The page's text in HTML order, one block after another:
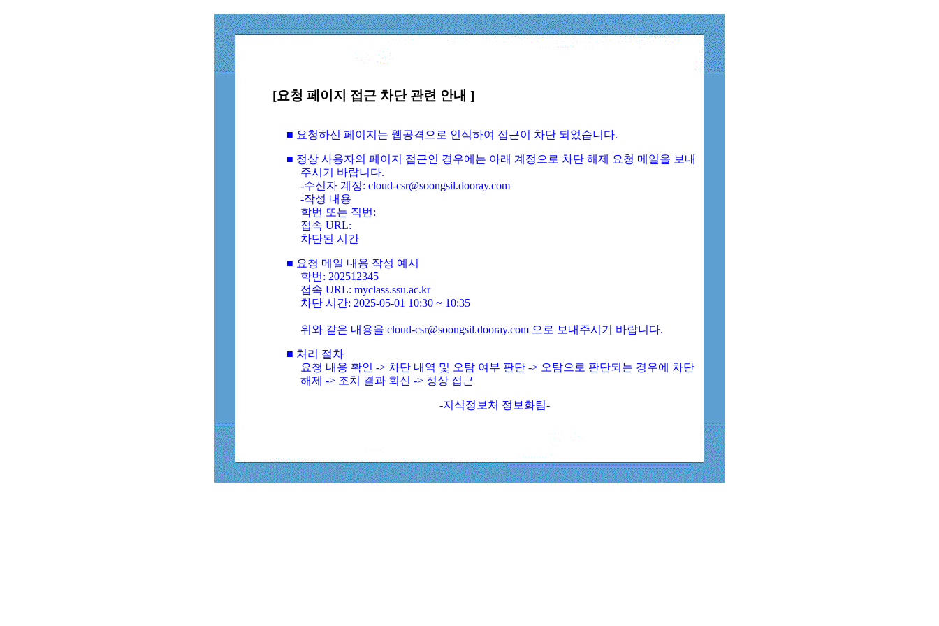
[요청 페이지 접근 차단 관련 안내 ]
■ 요청하신 페이지는 웹공격으로 인식하여 접근이 차단 되었습니다.
■ 정상 사용자의 페이지 접근인 경우에는 아래 계정으로 차단 해제 요청 메일을 보내
주시기 바랍니다.
-수신자 계정: cloud-csr@soongsil.dooray.com
-작성 내용
학번 또는 직번:
접속 URL:
차단된 시간
■ 요청 메일 내용 작성 예시
학번: 202512345
접속 URL: myclass.ssu.ac.kr
차단 시간: 2025-05-01 10:30 ~ 10:35
위와 같은 내용을 cloud-csr@soongsil.dooray.com 으로 보내주시기 바랍니다.
■ 처리 절차
요청 내용 확인 -> 차단 내역 및 오탐 여부 판단 -> 오탐으로 판단되는 경우에 차단
해제 -> 조치 결과 회신 -> 정상 접근
-지식정보처 정보화팀-